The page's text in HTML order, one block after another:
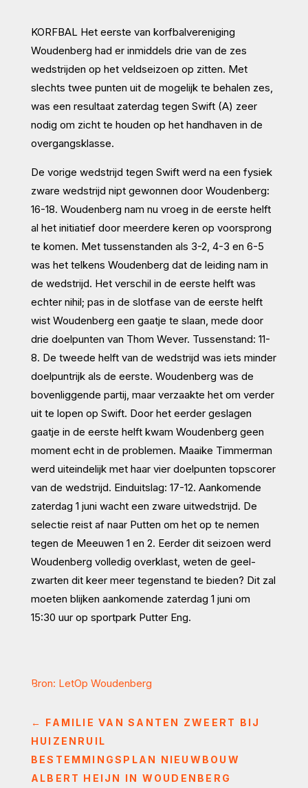
KORFBAL Het eerste van korfbalvereniging
Woudenberg had er inmiddels drie van de zes
wedstrijden op het veldseizoen op zitten. Met
slechts twee punten uit de mogelijk te behalen zes,
was een resultaat zaterdag tegen Swift (A) zeer
nodig om zicht te houden op het handhaven in de
overgangsklasse.
De vorige wedstrijd tegen Swift werd na een fysiek
zware wedstrijd nipt gewonnen door Woudenberg:
16-18. Woudenberg nam nu vroeg in de eerste helft
al het initiatief door meerdere keren op voorsprong
te komen. Met tussenstanden als 3-2, 4-3 en 6-5
was het telkens Woudenberg dat de leiding nam in
de wedstrijd. Het verschil in de eerste helft was
echter nihil; pas in de slotfase van de eerste helft
wist Woudenberg een gaatje te slaan, mede door
drie doelpunten van Thom Wever. Tussenstand: 11-
8. De tweede helft van de wedstrijd was iets minder
doelpuntrijk als de eerste. Woudenberg was de
bovenliggende partij, maar verzaakte het om verder
uit te lopen op Swift. Door het eerder geslagen
gaatje in de eerste helft kwam Woudenberg geen
moment echt in de problemen. Maaike Timmerman
werd uiteindelijk met haar vier doelpunten topscorer
van de wedstrijd. Einduitslag: 17-12. Aankomende
zaterdag 1 juni wacht een zware uitwedstrijd. De
selectie reist af naar Putten om het op te nemen
tegen de Meeuwen 1 en 2. Eerder dit seizoen werd
Woudenberg volledig overklast, weten de geel-
zwarten dit keer meer tegenstand te bieden? Dit zal
moeten blijken aankomende zaterdag 1 juni om
15:30 uur op sportpark Putter Eng.
Bron: LetOp Woudenberg
← FAMILIE VAN SANTEN ZWEERT BIJ
HUIZENRUIL
BESTEMMINGSPLAN NIEUWBOUW
ALBERT HEIJN IN WOUDENBERG